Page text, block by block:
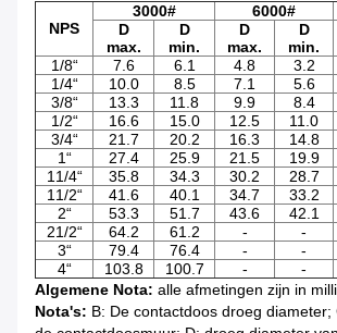
NPS
3000# 6000#
D
max.
D
min.
D
max.
D
min.
1/8“
7.6 6.1 4.8 3.2
1/4“
10.0 8.5 7.1 5.6
3/8“
13.3 11.8 9.9 8.4
1/2“
16.6 15.0 12.5 11.0
3/4“
21.7 20.2 16.3 14.8
1“
27.4 25.9 21.5 19.9
11/4“
35.8 34.3 30.2 28.7
11/2“
41.6 40.1 34.7 33.2
2“
53.3 51.7 43.6 42.1
21/2“
64.2 61.2 - -
3“
79.4 76.4 - -
4“
103.8 100.7 - -
Algemene Nota: alle afmetingen zijn in
Nota's: B: De contactdoos droeg diameter;